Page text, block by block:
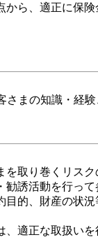
ら、適正に保
さまの知識・経
を取り巻くリス
誘活動を行って
目的、財産の状
適正な取扱い